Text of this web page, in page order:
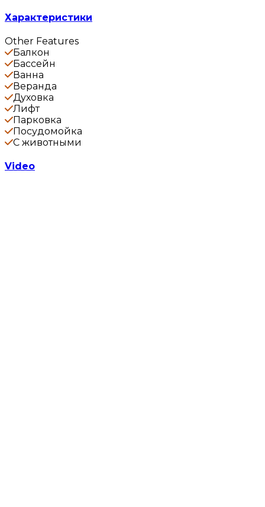
Характеристики
Other Features
Балкон
Бассейн
Ванна
Веранда
Духовка
Лифт
Парковка
Посудомойка
С животными
Video